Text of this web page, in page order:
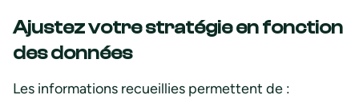
Ajustez votre stratégie en fonction
des données
Les informations recueillies permettent de :